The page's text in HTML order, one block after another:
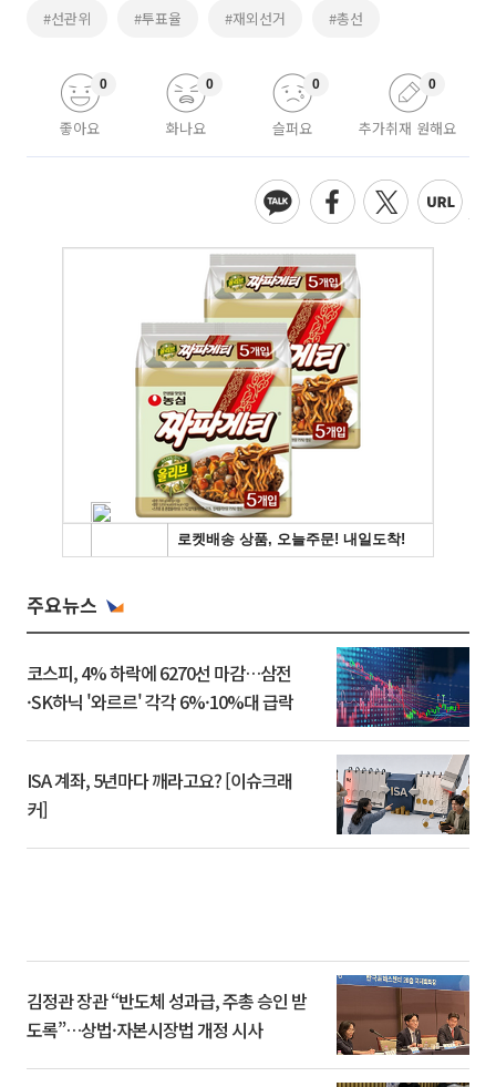
#선관위 #투표율 #재외선거 #총선
좋아요
0
화나요
0
슬퍼요
0
추가취재 원해요
0
주요뉴스
코스피, 4% 하락에 6270선 마감…삼전
·SK하닉 '와르르' 각각 6%·10%대 급락
ISA 계좌, 5년마다 깨라고요? [이슈크래
커]
김정관 장관 “반도체 성과급, 주총 승인 받
도록”…상법·자본시장법 개정 시사